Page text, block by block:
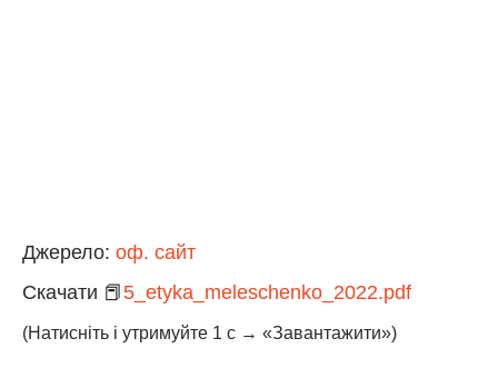
Джерело: оф. сайт
Скачати 📕5_etyka_meleschenko_2022.pdf
(Натисніть і утримуйте 1 с → «Завантажити»)